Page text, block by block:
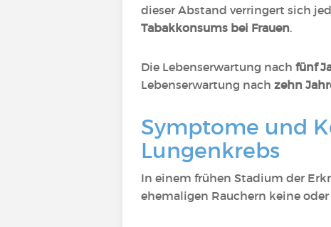
dieser Abstand verringert sich
Tabakkonsums bei Frauen.
Die Lebenserwartung nach fünf
Lebenserwartung nach zehn
Symptome und
Lungenkrebs
In einem frühen Stadium der
ehemaligen Rauchern keine